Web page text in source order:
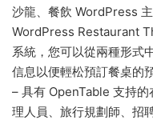
沙龍、餐飲 WordPress
WordPress Restaurant
系統，您可以從兩種形式
信息以便輕松預訂餐桌的
– 具有 OpenTable 支持
理人員、旅行規劃師、招